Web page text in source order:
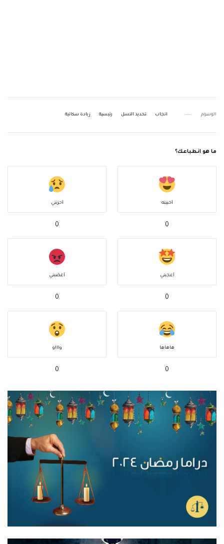
الوسوم انجاب تحديد النسل رئيسية زيادة سكانية
ما هو انطباعك؟
أحببته
0
أحزنني
0
أعجبني
0
أغضبني
0
هاهاها
0
واااو
0